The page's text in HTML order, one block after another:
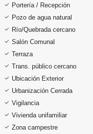
Portería / Recepción
Pozo de agua natural
Río/Quebrada cercano
Salón Comunal
Terraza
Trans. público cercano
Ubicación Exterior
Urbanización Cerrada
Vigilancia
Vivienda unifamiliar
Zona campestre